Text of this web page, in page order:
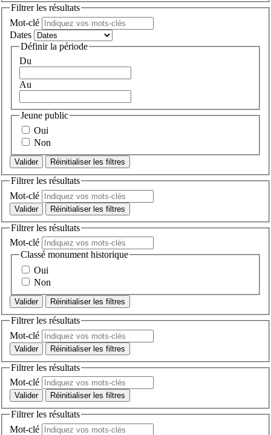
Filtrer les résultats
Mot-clé
Dates
Définir la période
Du
Au
Jeune public
Oui
Non
Réinitialiser les filtres
Filtrer les résultats
Mot-clé
Réinitialiser les filtres
Filtrer les résultats
Mot-clé
Classé monument historique
Oui
Non
Réinitialiser les filtres
Filtrer les résultats
Mot-clé
Réinitialiser les filtres
Filtrer les résultats
Mot-clé
Réinitialiser les filtres
Filtrer les résultats
Mot-clé